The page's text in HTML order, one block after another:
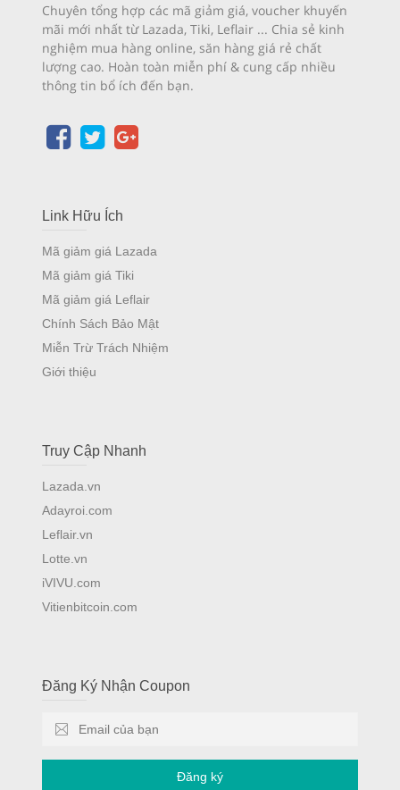
Chuyên tổng hợp các mã giảm giá, voucher khuyến
mãi mới nhất từ Lazada, Tiki, Leflair ... Chia sẻ kinh
nghiệm mua hàng online, săn hàng giá rẻ chất
lượng cao. Hoàn toàn miễn phí & cung cấp nhiều
thông tin bổ ích đến bạn.
Link Hữu Ích
Mã giảm giá Lazada
Mã giảm giá Tiki
Mã giảm giá Leflair
Chính Sách Bảo Mật
Miễn Trừ Trách Nhiệm
Giới thiệu
Truy Cập Nhanh
Lazada.vn
Adayroi.com
Leflair.vn
Lotte.vn
iVIVU.com
Vitienbitcoin.com
Đăng Ký Nhận Coupon
Đăng ký